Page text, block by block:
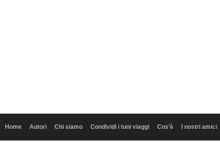
Home Autori Chi siamo Condividi i tuoi viaggi Cos’è I nostri amici